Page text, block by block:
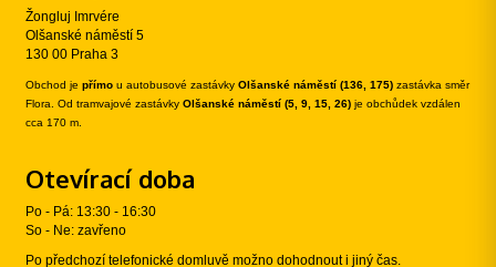
Žongluj Imrvére
Olšanské náměstí 5
130 00 Praha 3
Obchod je přímo u autobusové zastávky Olšanské náměstí (136, 175) zastávka směr
Flora. Od tramvajové zastávky Olšanské náměstí (5, 9, 15, 26) je obchůdek vzdálen
cca 170 m.
Otevírací doba
Po - Pá: 13:30 - 16:30
So - Ne: zavřeno
Po předchozí telefonické domluvě možno dohodnout i jiný čas.